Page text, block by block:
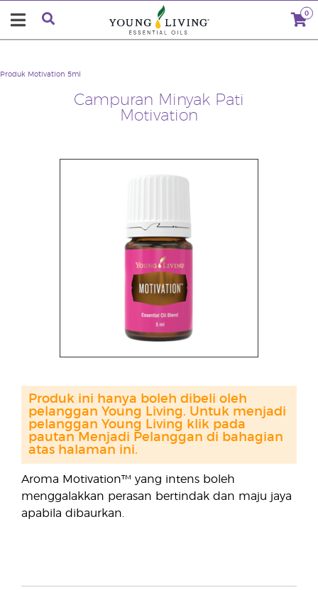
0
Campuran Minyak Pati
Motivation
Produk Motivation 5ml
Aroma Motivation™ yang intens boleh
menggalakkan perasan bertindak dan maju jaya
apabila dibaurkan.
Produk ini hanya boleh dibeli oleh
pelanggan Young Living. Untuk menjadi
pelanggan Young Living klik pada
pautan Menjadi Pelanggan di bahagian
atas halaman ini.